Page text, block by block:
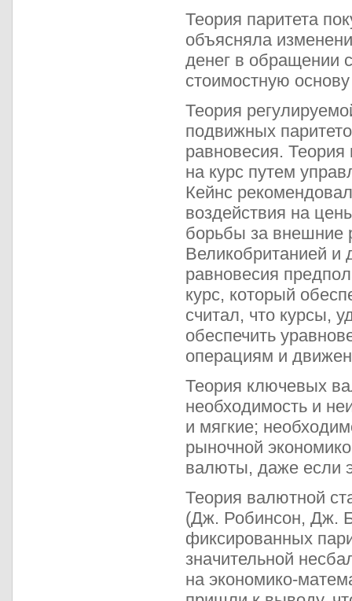
Теория паритета
объясняла
денег в обращении
стоимостную
Теория
подвижных
равновесия.
на курс путем
Кейнс
воздействия на
борьбы за внешние
Великобританией и
равновесия
курс, который
считал, что курсы,
обеспечить
операциям и
Теория ключевых
необходимость и
и мягкие;
рыночной
валюты, даже если
Теория валютной
(Дж. Робинсон, Дж.
фиксированных
значительной
на экономико-